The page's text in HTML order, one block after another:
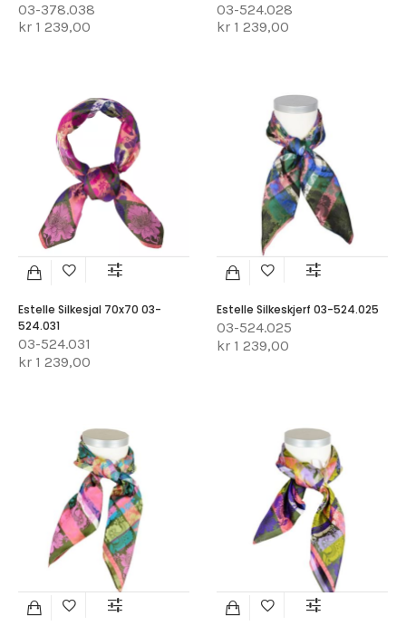
03-378.038
kr 1 239,00
03-524.028
kr 1 239,00
Estelle Silkesjal 70x70 03-
524.031
03-524.031
kr 1 239,00
Estelle Silkeskjerf 03-524.025
03-524.025
kr 1 239,00